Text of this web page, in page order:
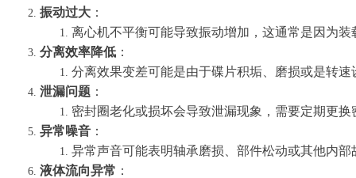
振动过大 ：
离心机不平衡可能导致振动增加，这通常是因为
分离效率降低 ：
分离效果变差可能是由于碟片积垢、磨损或是转速
泄漏问题 ：
密封圈老化或损坏会导致泄漏现象，需要定期更换
异常噪音 ：
异常声音可能表明轴承磨损、部件松动或其他内部
液体流向异常 ：